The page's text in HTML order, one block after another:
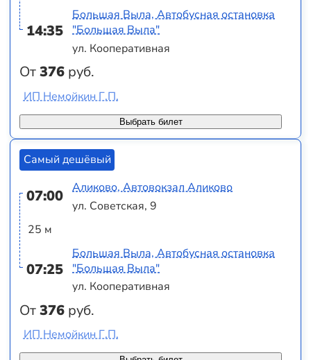
14:35
От376 руб.
Большая Выла, Автобусная остановка
"Большая Выла"
ул. Кооперативная
Выбрать билет
ИП Немойкин Г.П.
Самый дешёвый
07:00
25 м
07:25
От376 руб.
Аликово, Автовокзал Аликово
ул. Советская, 9
Большая Выла, Автобусная остановка
"Большая Выла"
ул. Кооперативная
ИП Немойкин Г.П.